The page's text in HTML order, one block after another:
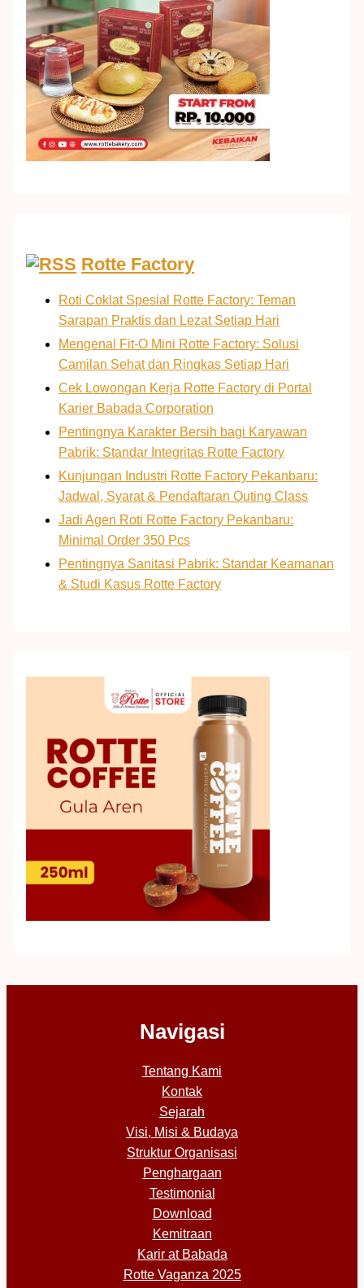
Rotte Factory
Roti Coklat Spesial Rotte Factory: Teman
Sarapan Praktis dan Lezat Setiap Hari
Mengenal Fit-O Mini Rotte Factory: Solusi
Camilan Sehat dan Ringkas Setiap Hari
Cek Lowongan Kerja Rotte Factory di Portal
Karier Babada Corporation
Pentingnya Karakter Bersih bagi Karyawan
Pabrik: Standar Integritas Rotte Factory
Kunjungan Industri Rotte Factory Pekanbaru:
Jadwal, Syarat & Pendaftaran Outing Class
Jadi Agen Roti Rotte Factory Pekanbaru:
Minimal Order 350 Pcs
Pentingnya Sanitasi Pabrik: Standar Keamanan
& Studi Kasus Rotte Factory
Navigasi
Tentang Kami
Kontak
Sejarah
Visi, Misi & Budaya
Struktur Organisasi
Penghargaan
Testimonial
Download
Kemitraan
Karir at Babada
Rotte Vaganza 2025